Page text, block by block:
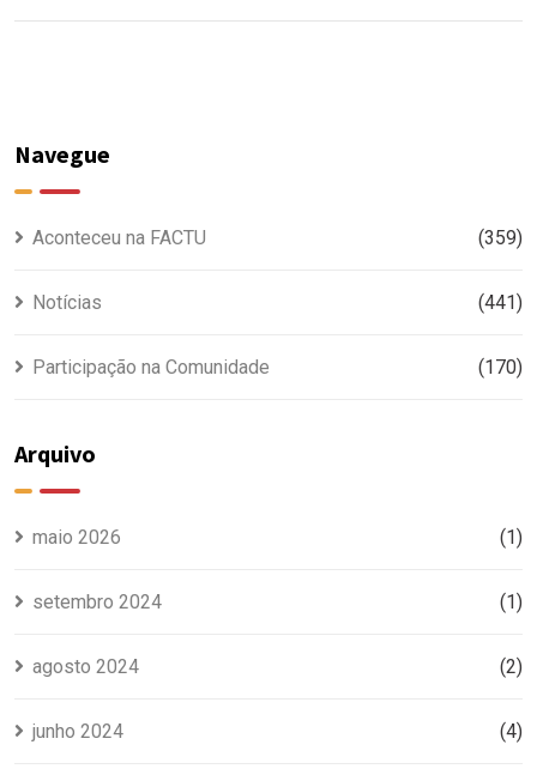
Navegue
Aconteceu na FACTU (359)
Notícias (441)
Participação na Comunidade (170)
Arquivo
maio 2026 (1)
setembro 2024 (1)
agosto 2024 (2)
junho 2024 (4)